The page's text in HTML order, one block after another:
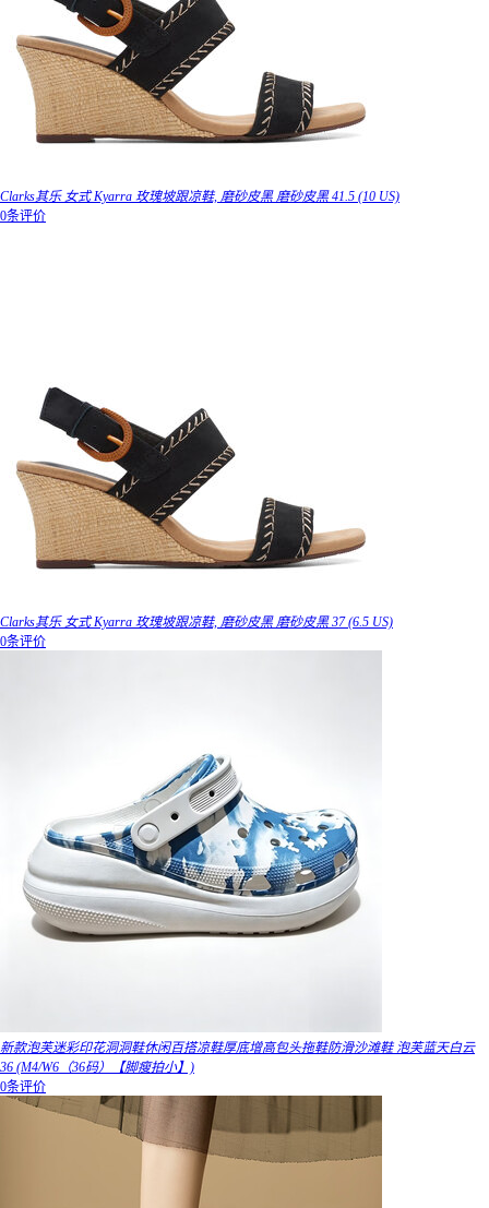
Clarks其乐 女式 Kyarra 玫瑰坡跟凉鞋, 磨砂皮黑 磨砂皮黑 41.5 (10 US)
0条评价
Clarks其乐 女式 Kyarra 玫瑰坡跟凉鞋, 磨砂皮黑 磨砂皮黑 37 (6.5 US)
0条评价
新款泡芙迷彩印花洞洞鞋休闲百搭凉鞋厚底增高包头拖鞋防滑沙滩鞋 泡芙蓝天白云
36 (M4/W6（36码）【脚瘦拍小】)
0条评价